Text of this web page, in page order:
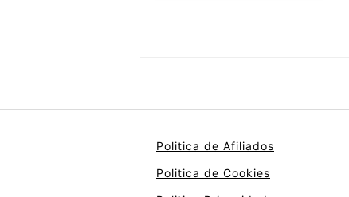
Politica de Afiliados
Politica de Cookies